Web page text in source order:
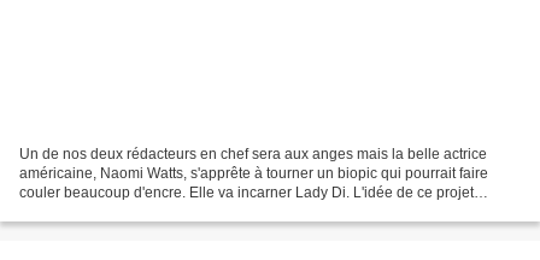
Un de nos deux rédacteurs en chef sera aux anges mais la belle actrice
américaine, Naomi Watts, s'apprête à tourner un biopic qui pourrait faire
couler beaucoup d'encre. Elle va incarner Lady Di. L'idée de ce projet